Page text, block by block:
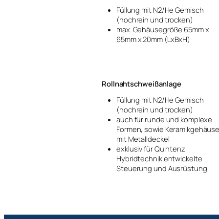
Füllung mit N2/He Gemisch
(hochrein und trocken)
max. Gehäusegröße 65mm x
65mm x 20mm (LxBxH)
Rollnahtschweißanlage
Füllung mit N2/He Gemisch
(hochrein und trocken)
auch für runde und komplexe
Formen, sowie
mit Metalldeckel
exklusiv für Quintenz
Hybridtechnik entwickelte
Steuerung und Ausrüstung